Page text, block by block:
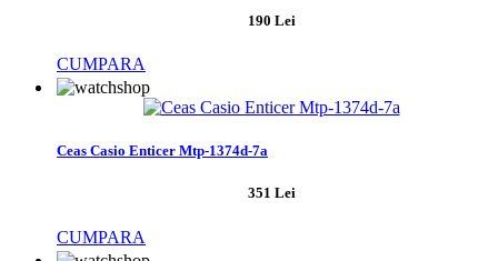
190 Lei
CUMPARA
Ceas Casio Enticer Mtp-1374d-7a
351 Lei
CUMPARA